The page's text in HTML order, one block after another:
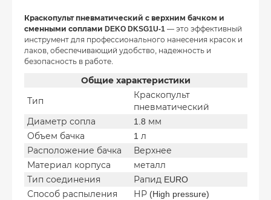
Краскопульт пневматический с верхним бачком и
сменными соплами DEKO DKSG1U-1 — это эффективный
инструмент для профессионального нанесения красок и
лаков, обеспечивающий удобство, надежность и
безопасность в работе.
Общие характеристики
Тип
Краскопульт
пневматический
Диаметр сопла
1.8 мм
Объем бачка
1 л
Расположение бачка
Верхнее
Материал корпуса
металл
Тип соединения
Рапид EURO
Способ распыления
НР (High pressure)